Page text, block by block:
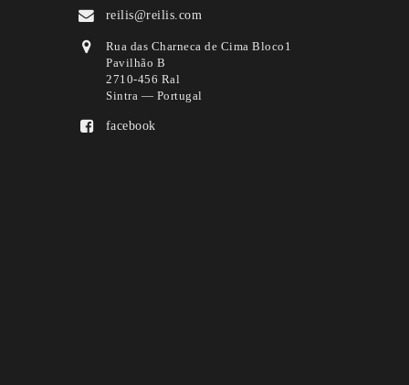
reilis@reilis.com
Rua das Charneca de Cima Bloco1
Pavilhão B
2710-456 Ral
Sintra — Portugal
facebook